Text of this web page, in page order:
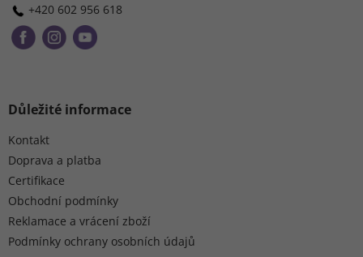
+420 602 956 618
Důležité informace
Kontakt
Doprava a platba
Certifikace
Obchodní podmínky
Reklamace a vrácení zboží
Podmínky ochrany osobních údajů